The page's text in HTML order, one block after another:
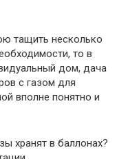
тащить несколько
то в
дом, дача
с газом для
вполне понятно и